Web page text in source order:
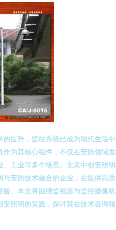
提升，监控系统已成为现代生活
为其核心组件，不仅在安防领域
工业等多个场景。北京中创安照
安防技术融合的企业，在提供高
。本文将围绕监视器与监控摄像
照明的实践，探讨其在技术咨询